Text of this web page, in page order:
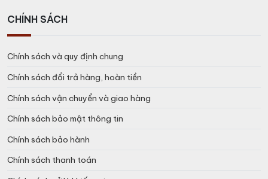
CHÍNH SÁCH
Chính sách và quy định chung
Chính sách đổi trả hàng, hoàn tiền
Chính sách vận chuyển và giao hàng
Chính sách bảo mật thông tin
Chính sách bảo hành
Chính sách thanh toán